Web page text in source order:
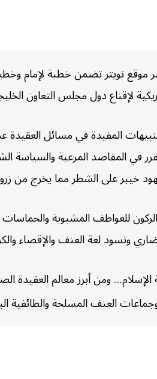
موقع تويتر تضمن خطبة لإمام
لإقناع دول مجلس التعاون
المفيدة في مسائل العقيدة
مقرر في المقاصد المرعية
خيبر على الشطر مما يخرج من
الركون للعواطف المشبوبة
وتسود لغة العنف والإقصاء
الإسلام… ومن أبرز معالم
العنف المسلحة